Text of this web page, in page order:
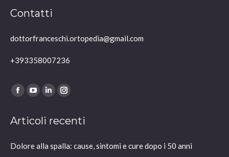
Contatti
dottorfranceschi.ortopedia@gmail.com
+393358007236
Ci puoi trovare su:
Facebook
opens
new
YouTube
opens
new
Linkedin
opens
new
Instagram
opens
new
Articoli recenti
Dolore alla spalla: cause, sintomi e cure dopo i 50 anni